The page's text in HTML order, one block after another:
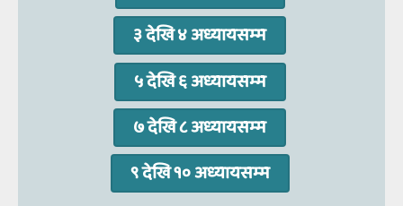
३ देखि ४ अध्‍यायसम्‍म
५ देखि ६ अध्‍यायसम्‍म
७ देखि ८ अध्‍यायसम्‍म
९ देखि १० अध्‍यायसम्‍म